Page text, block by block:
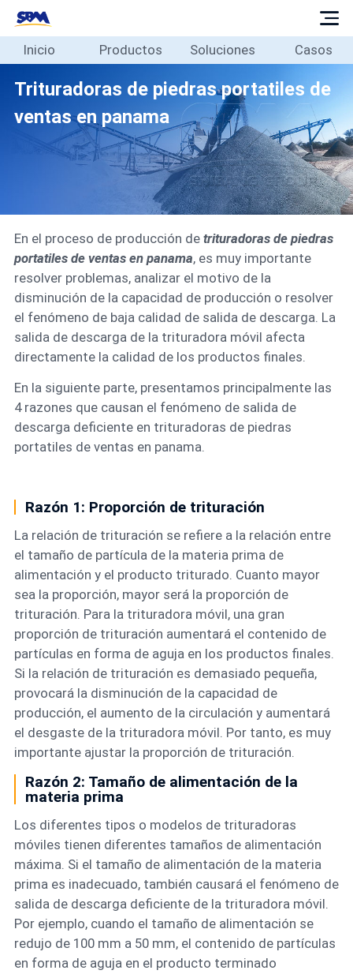
Inicio
Productos
Contacto
Español
Inicio Productos Soluciones Casos
Trituradoras de piedras portatiles de
ventas en panama
En el proceso de producción de trituradoras de piedras
portatiles de ventas en panama, es muy importante
resolver problemas, analizar el motivo de la
disminución de la capacidad de producción o resolver
el fenómeno de baja calidad de salida de descarga. La
salida de descarga de la trituradora móvil afecta
directamente la calidad de los productos finales.
En la siguiente parte, presentamos principalmente las
4 razones que causan el fenómeno de salida de
descarga deficiente en trituradoras de piedras
portatiles de ventas en panama.
Razón 1: Proporción de trituración
La relación de trituración se refiere a la relación entre
el tamaño de partícula de la materia prima de
alimentación y el producto triturado. Cuanto mayor
sea la proporción, mayor será la proporción de
trituración. Para la trituradora móvil, una gran
proporción de trituración aumentará el contenido de
partículas en forma de aguja en los productos finales.
Si la relación de trituración es demasiado pequeña,
provocará la disminución de la capacidad de
producción, el aumento de la circulación y aumentará
el desgaste de la trituradora móvil. Por tanto, es muy
importante ajustar la proporción de trituración.
Razón 2: Tamaño de alimentación de la
materia prima
Los diferentes tipos o modelos de trituradoras
móviles tienen diferentes tamaños de alimentación
máxima. Si el tamaño de alimentación de la materia
prima es inadecuado, también causará el fenómeno de
salida de descarga deficiente de la trituradora móvil.
Por ejemplo, cuando el tamaño de alimentación se
redujo de 100 mm a 50 mm, el contenido de partículas
en forma de aguja en el producto terminado